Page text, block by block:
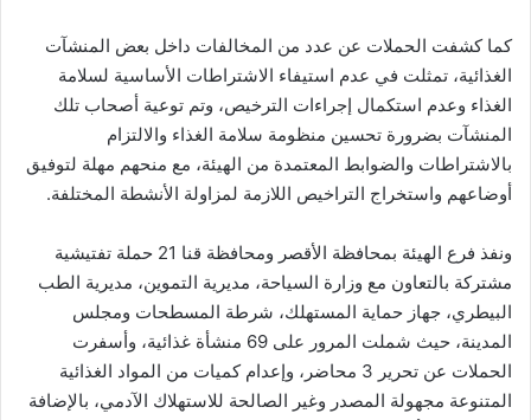
كما كشفت الحملات عن عدد من المخالفات داخل بعض المنشآت
الغذائية، تمثلت في عدم استيفاء الاشتراطات الأساسية لسلامة
الغذاء وعدم استكمال إجراءات الترخيص، وتم توعية أصحاب تلك
المنشآت بضرورة تحسين منظومة سلامة الغذاء والالتزام
بالاشتراطات والضوابط المعتمدة من الهيئة، مع منحهم مهلة لتوفيق
أوضاعهم واستخراج التراخيص اللازمة لمزاولة الأنشطة المختلفة.
ونفذ فرع الهيئة بمحافظة الأقصر ومحافظة قنا 21 حملة تفتيشية
مشتركة بالتعاون مع وزارة السياحة، مديرية التموين، مديرية الطب
البيطري، جهاز حماية المستهلك، شرطة المسطحات ومجلس
المدينة، حيث شملت المرور على 69 منشأة غذائية، وأسفرت
الحملات عن تحرير 3 محاضر، وإعدام كميات من المواد الغذائية
المتنوعة مجهولة المصدر وغير الصالحة للاستهلاك الآدمي، بالإضافة